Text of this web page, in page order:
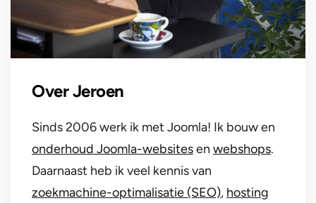
Over Jeroen
Sinds 2006 werk ik met Joomla! Ik bouw en
onderhoud Joomla-websitesen webshops.
Daarnaast heb ik veel kennis van
zoekmachine-optimalisatie (SEO), hosting